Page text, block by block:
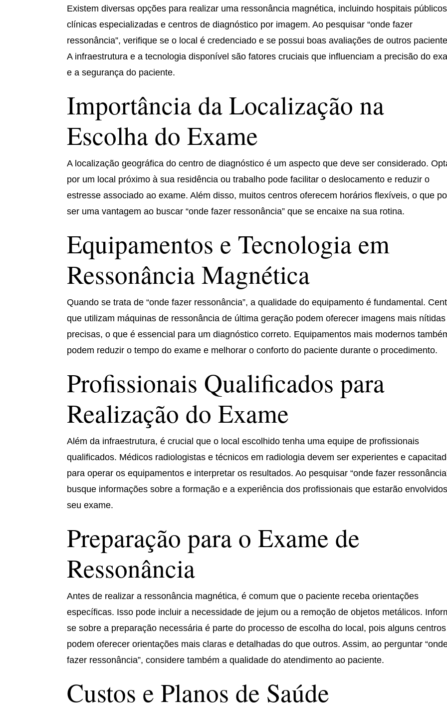
Existem diversas opções para realizar uma ressonância magnética, incluindo hospitais
clínicas especializadas e centros de diagnóstico por imagem. Ao pesquisar “onde fazer
ressonância”, verifique se o local é credenciado e se possui boas avaliações de outros
A infraestrutura e a tecnologia disponível são fatores cruciais que influenciam a precisão do
e a segurança do paciente.
Importância da Localização na
Escolha do Exame
A localização geográfica do centro de diagnóstico é um aspecto que deve ser considerado.
por um local próximo à sua residência ou trabalho pode facilitar o deslocamento e reduzir o
estresse associado ao exame. Além disso, muitos centros oferecem horários flexíveis, o que
ser uma vantagem ao buscar “onde fazer ressonância” que se encaixe na sua rotina.
Equipamentos e Tecnologia em
Ressonância Magnética
Quando se trata de “onde fazer ressonância”, a qualidade do equipamento é fundamental.
que utilizam máquinas de ressonância de última geração podem oferecer imagens mais
precisas, o que é essencial para um diagnóstico correto. Equipamentos mais modernos
podem reduzir o tempo do exame e melhorar o conforto do paciente durante o procedimento.
Profissionais Qualificados para
Realização do Exame
Além da infraestrutura, é crucial que o local escolhido tenha uma equipe de profissionais
qualificados. Médicos radiologistas e técnicos em radiologia devem ser experientes e
para operar os equipamentos e interpretar os resultados. Ao pesquisar “onde fazer
busque informações sobre a formação e a experiência dos profissionais que estarão
seu exame.
Preparação para o Exame de
Ressonância
Antes de realizar a ressonância magnética, é comum que o paciente receba orientações
específicas. Isso pode incluir a necessidade de jejum ou a remoção de objetos metálicos.
se sobre a preparação necessária é parte do processo de escolha do local, pois alguns centros
podem oferecer orientações mais claras e detalhadas do que outros. Assim, ao perguntar
fazer ressonância”, considere também a qualidade do atendimento ao paciente.
Custos e Planos de Saúde